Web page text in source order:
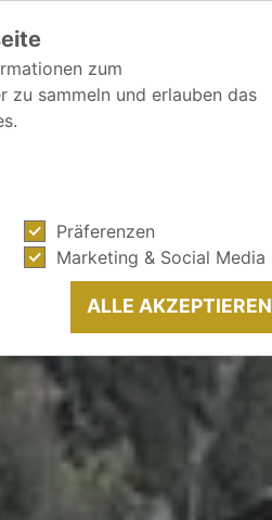
zum
zu sammeln und erlauben das
Präferenzen
Marketing & Social Media
ALLE AKZEPTIEREN